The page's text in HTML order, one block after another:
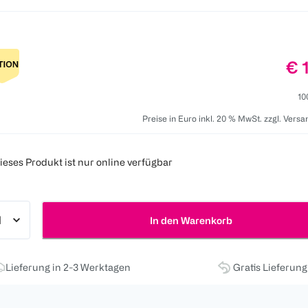
€
Preise in Euro inkl. 20 % MwSt. zzgl.
Produkt ist nur online verfügbar
In den Warenkorb
Lieferung in 2-3 Werktagen Gratis